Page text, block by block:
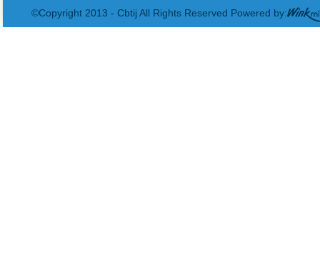
©Copyright 2013 - Cbtij All Rights Reserved Powered by: